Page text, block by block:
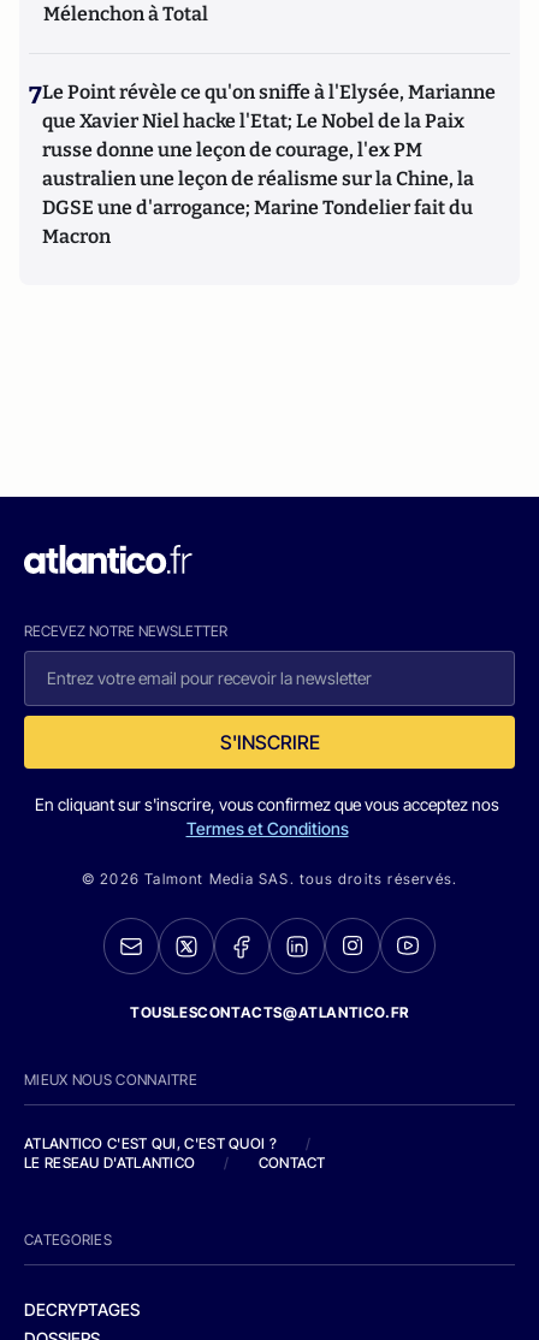
Mélenchon à Total
7Le Point révèle ce qu'on sniffe à l'Elysée, Marianne
que Xavier Niel hacke l'Etat; Le Nobel de la Paix
russe donne une leçon de courage, l'ex PM
australien une leçon de réalisme sur la Chine, la
DGSE une d'arrogance; Marine Tondelier fait du
Macron
RECEVEZ NOTRE NEWSLETTER
S'INSCRIRE
En cliquant sur s'inscrire, vous confirmez que vous acceptez nos
Termes et Conditions
© 2026 Talmont Media SAS. tous droits réservés.
TOUSLESCONTACTS@ATLANTICO.FR
MIEUX NOUS CONNAITRE
ATLANTICO C'EST QUI, C'EST QUOI ?
/
LE RESEAU D'ATLANTICO
/ CONTACT
CATEGORIES
DECRYPTAGES